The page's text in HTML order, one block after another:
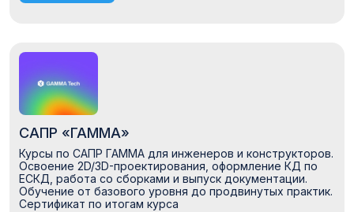
САПР «ГАММА»
Курсы по САПР ГАММА для инженеров и конструкторов.
Освоение 2D/3D-проектирования, оформление КД по
ЕСКД, работа со сборками и выпуск документации.
Обучение от базового уровня до продвинутых практик.
Сертификат по итогам курса